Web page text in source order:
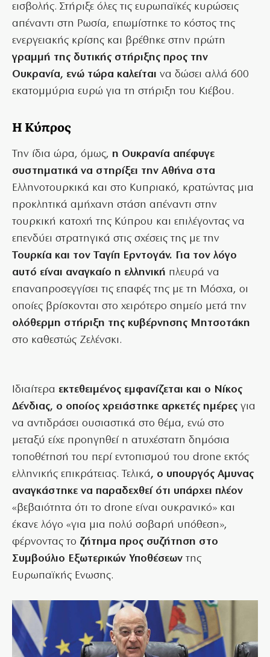
εισβολής. Στήριξε όλες τις ευρωπαϊκές κυρώσεις
απέναντι στη Ρωσία, επωμίστηκε το κόστος της
ενεργειακής κρίσης και βρέθηκε στην πρώτη
γραμμή της δυτικής στήριξης προς την
Ουκρανία, ενώ τώρα καλείται να δώσει αλλά 600
εκατομμύρια ευρώ για τη στήριξη του Κιέβου.
Η Κύπρος
Την ίδια ώρα, όμως, η Ουκρανία απέφυγε
συστηματικά να στηρίξει την Αθήνα στα
Ελληνοτουρκικά και στο Κυπριακό, κρατώντας μια
προκλητικά αμήχανη στάση απέναντι στην
τουρκική κατοχή της Κύπρου και επιλέγοντας να
επενδύει στρατηγικά στις σχέσεις της με την
Τουρκία και τον Ταγίπ Ερντογάν. Για τον λόγο
αυτό είναι αναγκαίο η ελληνική πλευρά να
επαναπροσεγγίσει τις επαφές της με τη Μόσχα, οι
οποίες βρίσκονται στο χειρότερο σημείο μετά την
ολόθερμη στήριξη της κυβέρνησης Μητσοτάκη
στο καθεστώς Ζελένσκι.
Ιδιαίτερα εκτεθειμένος εμφανίζεται και ο Νίκος
Δένδιας, ο οποίος χρειάστηκε αρκετές ημέρες για
να αντιδράσει ουσιαστικά στο θέμα, ενώ στο
μεταξύ είχε προηγηθεί η ατυχέστατη δημόσια
τοποθέτησή του περί εντοπισμού του drone εκτός
ελληνικής επικράτειας. Τελικά, ο υπουργός Αμυνας
αναγκάστηκε να παραδεχθεί ότι υπάρχει πλέον
«βεβαιότητα ότι το drone είναι ουκρανικό» και
έκανε λόγο «για μια πολύ σοβαρή υπόθεση»,
φέρνοντας το ζήτημα προς συζήτηση στο
Συμβούλιο Εξωτερικών Υποθέσεων της
Ευρωπαϊκής Ενωσης.